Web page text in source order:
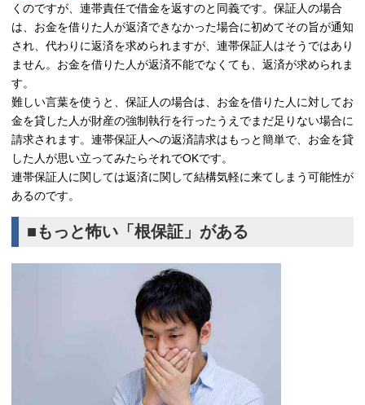
くのですが、連帯責任で借金を返すのと同義です。保証人の場合
は、お金を借りた人が返済できなかった場合に初めてその旨が通知
され、代わりに返済を求められますが、連帯保証人はそうではあり
ません。お金を借りた人が返済不能でなくても、返済が求められま
す。
難しい言葉を使うと、保証人の場合は、お金を借りた人に対してお
金を貸した人が財産の強制執行を行ったうえでまだ足りない場合に
請求されます。連帯保証人への返済請求はもっと簡単で、お金を貸
した人が思い立ってみたらそれでOKです。
連帯保証人に関しては返済に関して結構気軽に来てしまう可能性が
あるのです。
■もっと怖い「根保証」がある